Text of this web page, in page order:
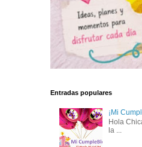
Entradas populares
¡Mi
Hola
la ...